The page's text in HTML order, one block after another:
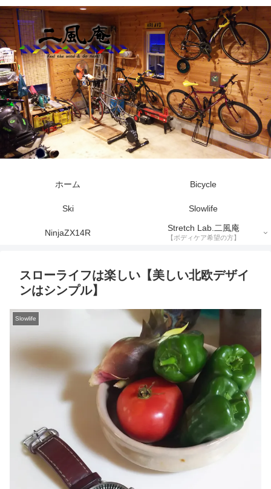
ホーム Bicycle
Ski Slowlife
NinjaZX14R Stretch Lab.二風庵
【ボディケア希望の方】
スローライフは楽しい【美しい北欧デザイ
ンはシンプル】
Slowlife